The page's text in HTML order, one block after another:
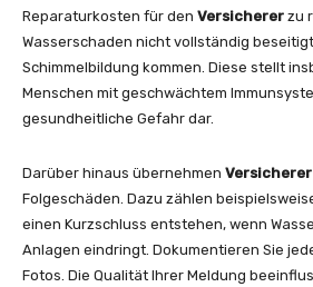
Reparaturkosten für den Versicherer zu
Wasserschaden nicht vollständig
Schimmelbildung kommen. Diese stellt
Menschen mit geschwächtem
gesundheitliche Gefahr dar.
Darüber hinaus übernehmen Versicherer
Folgeschäden. Dazu zählen
einen Kurzschluss entstehen, wenn
Anlagen eindringt. Dokumentieren Sie
Fotos. Die Qualität Ihrer Meldung